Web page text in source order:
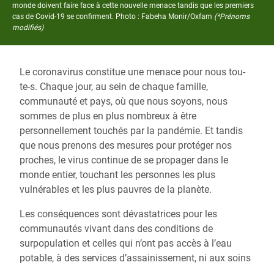
monde doivent faire face à cette nouvelle menace tandis que les premiers
cas de Covid-19 se confirment. Photo : Fabeha Monir/Oxfam (*Prénoms
modifiés)
Le coronavirus constitue une menace pour nous tou-
te-s. Chaque jour, au sein de chaque famille,
communauté et pays, où que nous soyons, nous
sommes de plus en plus nombreux à être
personnellement touchés par la pandémie. Et tandis
que nous prenons des mesures pour protéger nos
proches, le virus continue de se propager dans le
monde entier, touchant les personnes les plus
vulnérables et les plus pauvres de la planète.
Les conséquences sont dévastatrices pour les
communautés vivant dans des conditions de
surpopulation et celles qui n’ont pas accès à l’eau
potable, à des services d’assainissement, ni aux soins